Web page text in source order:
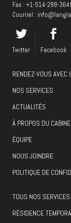
Fax : +1-514-288-
Courriel :
Twitter Facebook
RENDEZ-VOUS AVEC
NOS SERVICES
ACTUALITÉS
À PROPOS DU
ÉQUIPE
NOUS JOINDRE
POLITIQUE DE
TOUS NOS SERVICES
RÉSIDENCE